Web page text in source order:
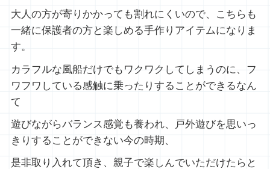
大人の方が寄りかかっても割れにくいので、こちらも
一緒に保護者の方と楽しめる手作りアイテムになりま
す。
カラフルな風船だけでもワクワクしてしまうのに、フ
ワフワしている感触に乗ったりすることができるなん
て
遊びながらバランス感覚も養われ、戸外遊びを思いっ
きりすることができない今の時期、
是非取り入れて頂き、親子で楽しんでいただけたらと